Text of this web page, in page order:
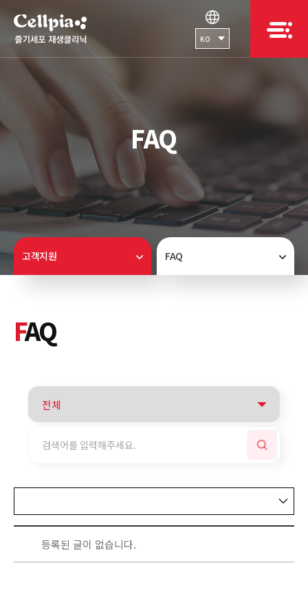
KO
FAQ
고객지원 FAQ
FAQ
등록된 글이 없습니다.